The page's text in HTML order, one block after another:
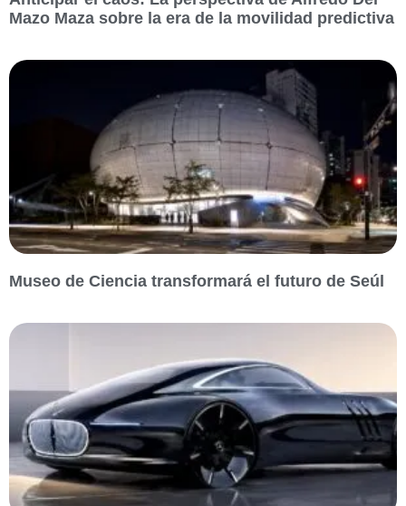
Mazo Maza sobre la era de la movilidad predictiva
Museo de Ciencia transformará el futuro de Seúl